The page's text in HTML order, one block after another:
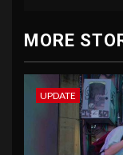
MORE
UPDATE